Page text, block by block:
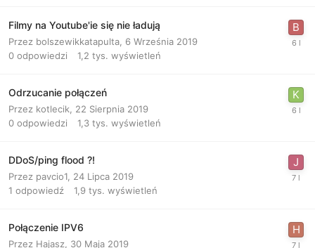
Filmy na Youtube'ie się nie ładują
Przez bolszewikkatapulta 6 Września 2019
0 odpowiedzi 1,2 tys. wyświetleń
Odrzucanie połączeń
Przez kotlecik
22 Sierpnia 2019
0 odpowiedzi 1,3 tys. wyświetleń
DDoS/ping flood ?!
Przez pavcio1 24 Lipca 2019
1 odpowiedź 1,9 tys. wyświetleń
Połączenie IPV6
Przez Hajasz 30 Maja 2019